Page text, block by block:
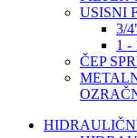
USISNI
3/
1 -
ČEP